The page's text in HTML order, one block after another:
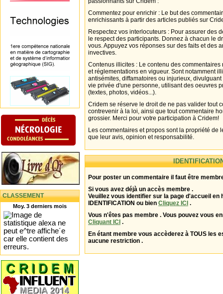
CLASSEMENT
Moy. 3 derniers mois
Commentez pour enrichir : Le but des
enrichissants à partir des articles publiés sur
Respectez vos interlocuteurs : Pour assurer des
le respect des participants. Donnez à chacun le
vous. Appuyez vos réponses sur des faits et des
invectives.
Contenus illicites : Le contenu des
et réglementations en vigueur. Sont notamment
antisémites, diffamatoires ou injurieux,
vie privée d'une personne, utilisant des oeuvres
(textes, photos, vidéos...).
Cridem se réserve le droit de ne pas valider tout
contrevenir à la loi, ainsi que tout commentaire
grossier. Merci pour votre participation à Cridem!
Les commentaires et propos sont la propriété de
que leur avis, opinion et responsabilité.
Pour poster un commentaire il faut être
Si vous avez déjà un accès membre .
Veuillez vous identifier sur la page d'accueil en
IDENTIFICATION ou bien Cliquez ICI .
Vous n'êtes pas membre . Vous pouvez vous
Cliquant ICI .
En étant membre vous accèderez à TOUS les
aucune restriction .